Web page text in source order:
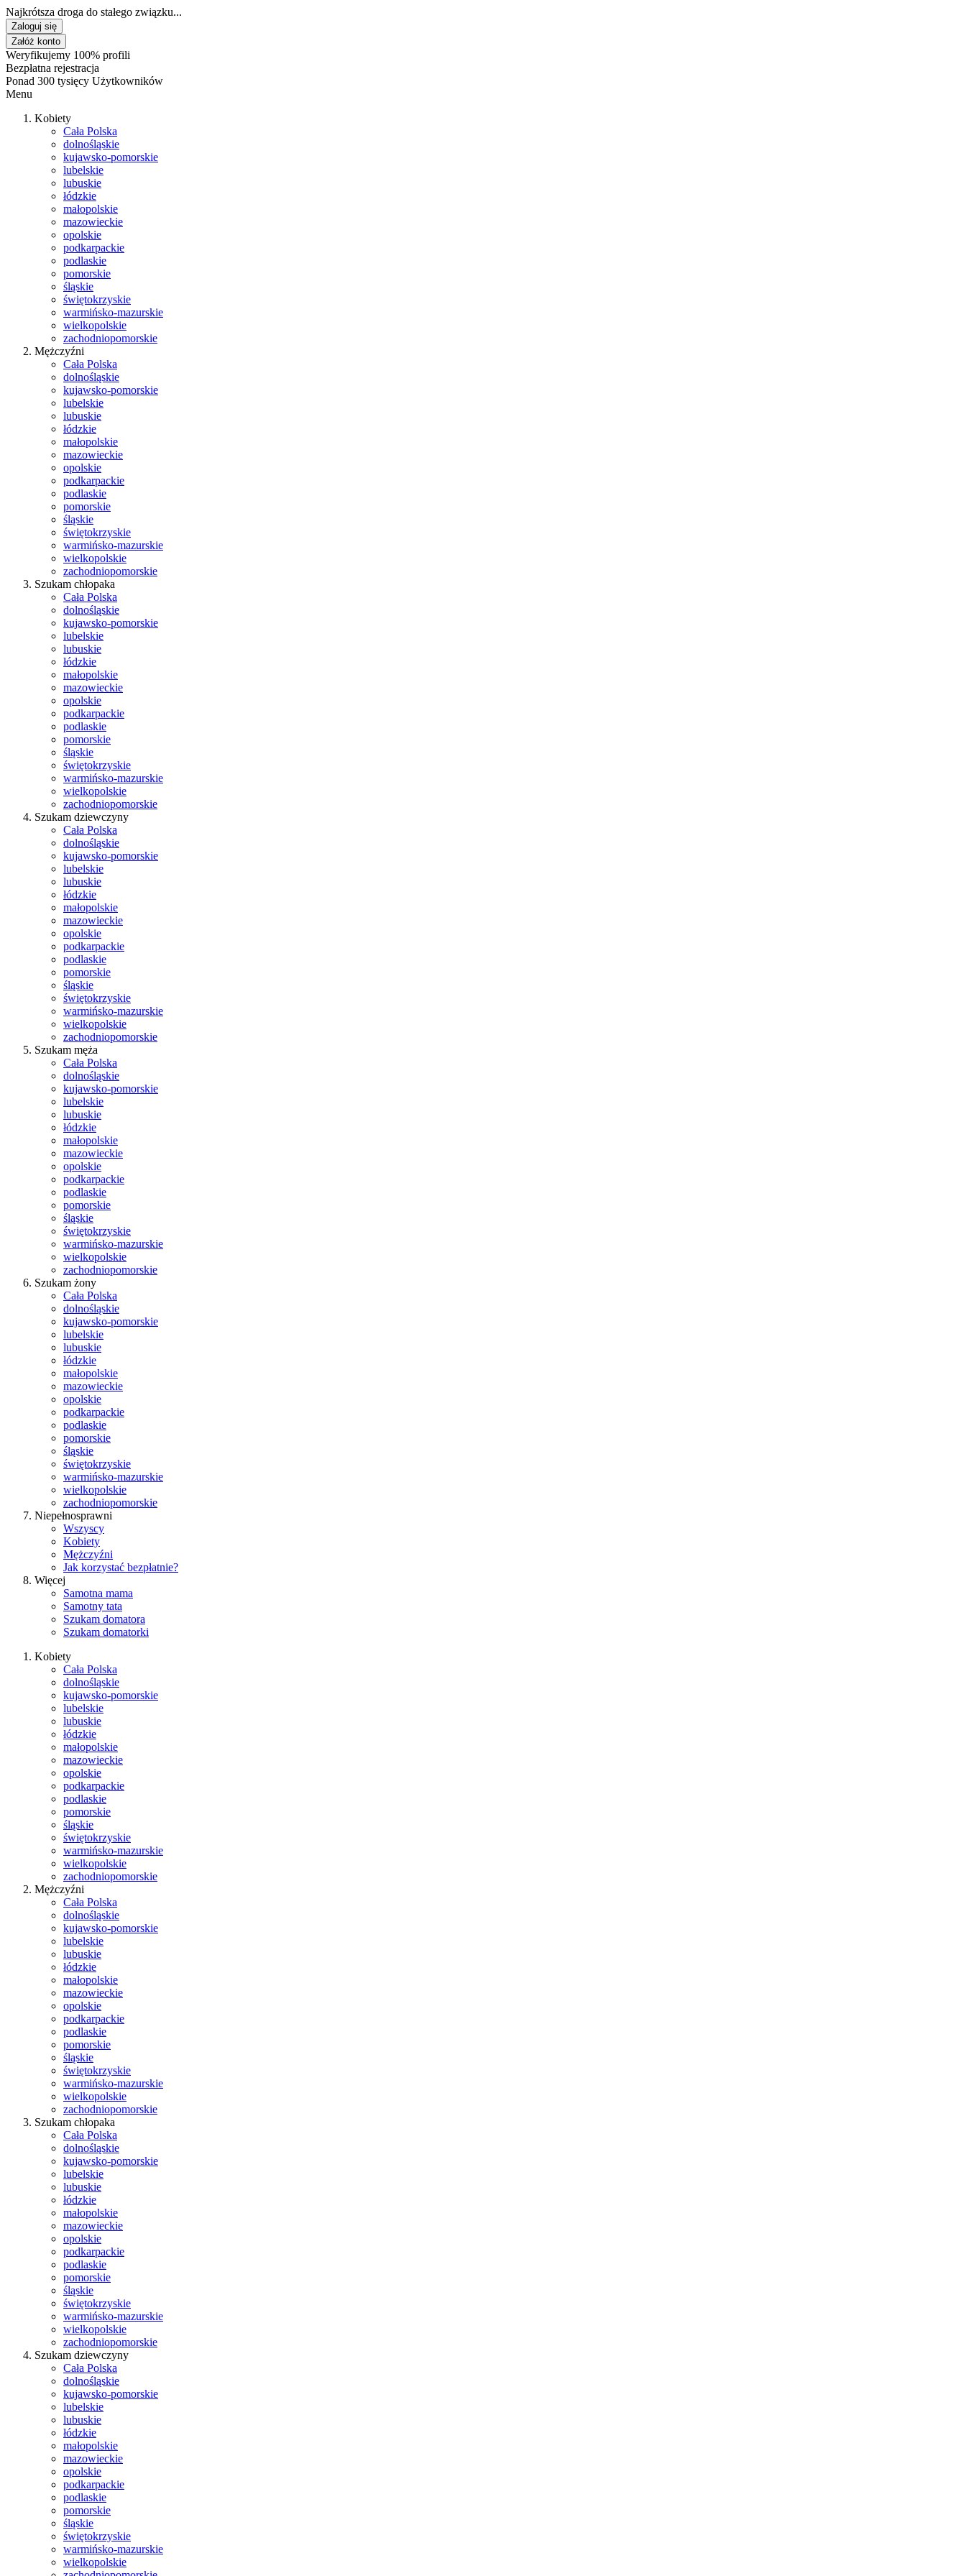
Najkrótsza droga do stałego związku...
Zaloguj się
Załóż konto
Weryfikujemy 100% profili
Bezpłatna rejestracja
Ponad 300 tysięcy Użytkowników
Menu
Kobiety
Cała Polska
dolnośląskie
kujawsko-pomorskie
lubelskie
lubuskie
łódzkie
małopolskie
mazowieckie
opolskie
podkarpackie
podlaskie
pomorskie
śląskie
świętokrzyskie
warmińsko-mazurskie
wielkopolskie
zachodniopomorskie
Mężczyźni
Cała Polska
dolnośląskie
kujawsko-pomorskie
lubelskie
lubuskie
łódzkie
małopolskie
mazowieckie
opolskie
podkarpackie
podlaskie
pomorskie
śląskie
świętokrzyskie
warmińsko-mazurskie
wielkopolskie
zachodniopomorskie
Szukam chłopaka
Cała Polska
dolnośląskie
kujawsko-pomorskie
lubelskie
lubuskie
łódzkie
małopolskie
mazowieckie
opolskie
podkarpackie
podlaskie
pomorskie
śląskie
świętokrzyskie
warmińsko-mazurskie
wielkopolskie
zachodniopomorskie
Szukam dziewczyny
Cała Polska
dolnośląskie
kujawsko-pomorskie
lubelskie
lubuskie
łódzkie
małopolskie
mazowieckie
opolskie
podkarpackie
podlaskie
pomorskie
śląskie
świętokrzyskie
warmińsko-mazurskie
wielkopolskie
zachodniopomorskie
Szukam męża
Cała Polska
dolnośląskie
kujawsko-pomorskie
lubelskie
lubuskie
łódzkie
małopolskie
mazowieckie
opolskie
podkarpackie
podlaskie
pomorskie
śląskie
świętokrzyskie
warmińsko-mazurskie
wielkopolskie
zachodniopomorskie
Szukam żony
Cała Polska
dolnośląskie
kujawsko-pomorskie
lubelskie
lubuskie
łódzkie
małopolskie
mazowieckie
opolskie
podkarpackie
podlaskie
pomorskie
śląskie
świętokrzyskie
warmińsko-mazurskie
wielkopolskie
zachodniopomorskie
Niepełnosprawni
Wszyscy
Kobiety
Mężczyźni
Jak korzystać bezpłatnie?
Więcej
Samotna mama
Samotny tata
Szukam domatora
Szukam domatorki
Kobiety
Cała Polska
dolnośląskie
kujawsko-pomorskie
lubelskie
lubuskie
łódzkie
małopolskie
mazowieckie
opolskie
podkarpackie
podlaskie
pomorskie
śląskie
świętokrzyskie
warmińsko-mazurskie
wielkopolskie
zachodniopomorskie
Mężczyźni
Cała Polska
dolnośląskie
kujawsko-pomorskie
lubelskie
lubuskie
łódzkie
małopolskie
mazowieckie
opolskie
podkarpackie
podlaskie
pomorskie
śląskie
świętokrzyskie
warmińsko-mazurskie
wielkopolskie
zachodniopomorskie
Szukam chłopaka
Cała Polska
dolnośląskie
kujawsko-pomorskie
lubelskie
lubuskie
łódzkie
małopolskie
mazowieckie
opolskie
podkarpackie
podlaskie
pomorskie
śląskie
świętokrzyskie
warmińsko-mazurskie
wielkopolskie
zachodniopomorskie
Szukam dziewczyny
Cała Polska
dolnośląskie
kujawsko-pomorskie
lubelskie
lubuskie
łódzkie
małopolskie
mazowieckie
opolskie
podkarpackie
podlaskie
pomorskie
śląskie
świętokrzyskie
warmińsko-mazurskie
wielkopolskie